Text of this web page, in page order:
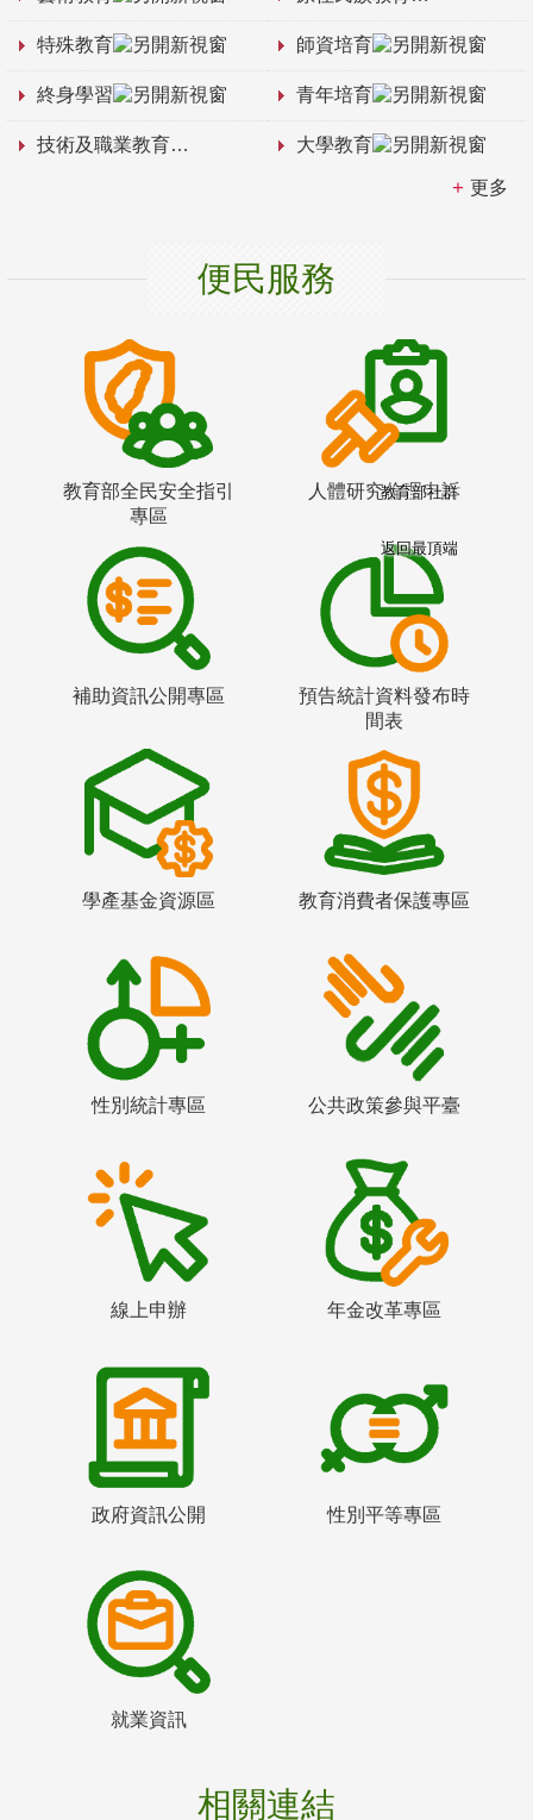
特殊教育 師資培育
終身學習 青年培育
技術及職業教育 大學教育
更多
便民服務
教育部全民安全指引
專區
人體研究倫理申訴
補助資訊公開專區
預告統計資料發布時
間表
學產基金資源區 教育消費者保護專區
性別統計專區 公共政策參與平臺
線上申辦 年金改革專區
政府資訊公開 性別平等專區
就業資訊
相關連結
教育部社群
返回最頂端